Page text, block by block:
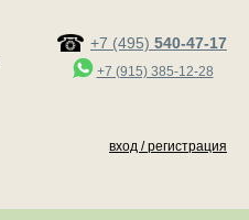
+7 (495) 540-47-17
+7 (915) 385-12-28
вход / регистрация